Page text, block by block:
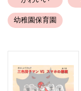
幼稚園保育園